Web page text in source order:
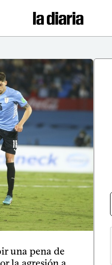
una pena de